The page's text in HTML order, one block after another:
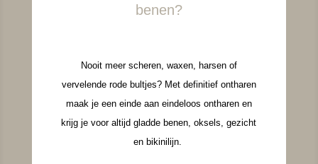
benen?
Nooit meer scheren, waxen, harsen of
vervelende rode bultjes? Met definitief ontharen
maak je een einde aan eindeloos ontharen en
krijg je voor altijd gladde benen, oksels, gezicht
en bikinilijn.